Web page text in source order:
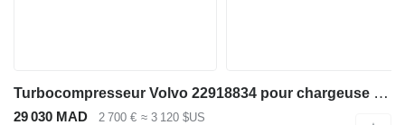
Turbocompresseur Volvo 22918834 pour chargeuse sur pneus Volvo L150G: L180G:L220G: L250G: EC380D: EC480D
29 030 MAD 2 700 € ≈ 3 120 $US